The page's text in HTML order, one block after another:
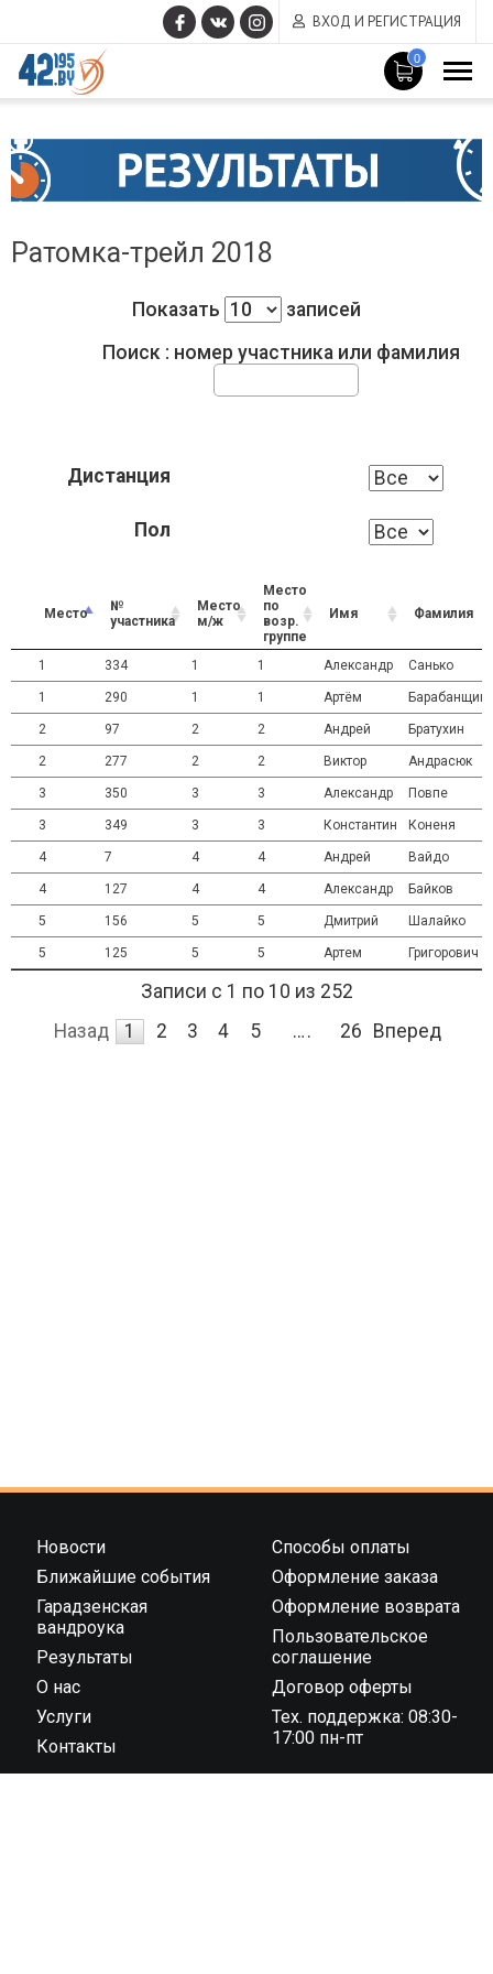
ВХОД И РЕГИСТРАЦИЯ
0
MAIN
CONTENT
17
2015
Ратомка-трейл 2018
Показать
записей
Поиск : номер участника или фамилия
Дистанция
Пол
Место
№
участника
Место
м/ж
Место
по
возр.
группе
Имя Фамилия
1 334 1 1 Александр Санько
1 290 1 1 Артём
2 97 2 2 Андрей Братухин
2 277 2 2 Виктор Андрасюк
3 350 3 3 Александр Повпе
3 349 3 3 Константин Коненя
4 7 4 4 Андрей Вайдо
4 127 4 4 Александр Байков
5 156 5 5 Дмитрий Шалайко
5 125 5 5 Артем Григорович
Записи с 1 по 10 из 252
Назад
1 2 3 4 5 … 26 Вперед
Новости
Ближайшие события
Гарадзенская
вандроука
Результаты
О нас
Услуги
Контакты
Способы оплаты
Оформление заказа
Оформление возврата
Пользовательское
соглашение
Договор оферты
Тех. поддержка: 08:30-
17:00 пн-пт